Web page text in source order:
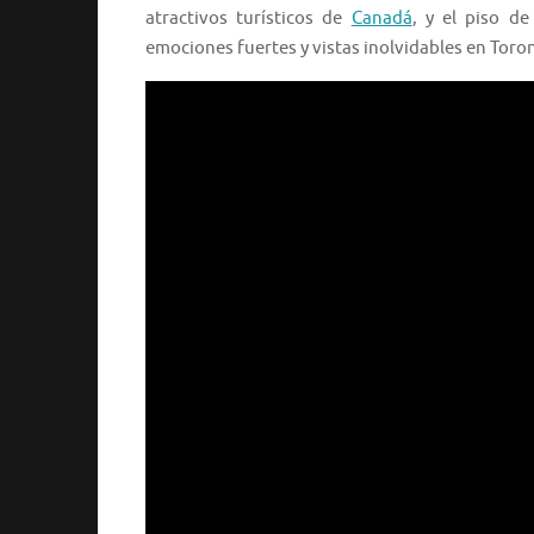
atractivos turísticos de Canadá, y el piso de
emociones fuertes y vistas inolvidables en